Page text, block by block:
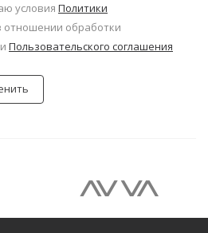
условия Политики
отношении обработки
Пользовательского соглашения